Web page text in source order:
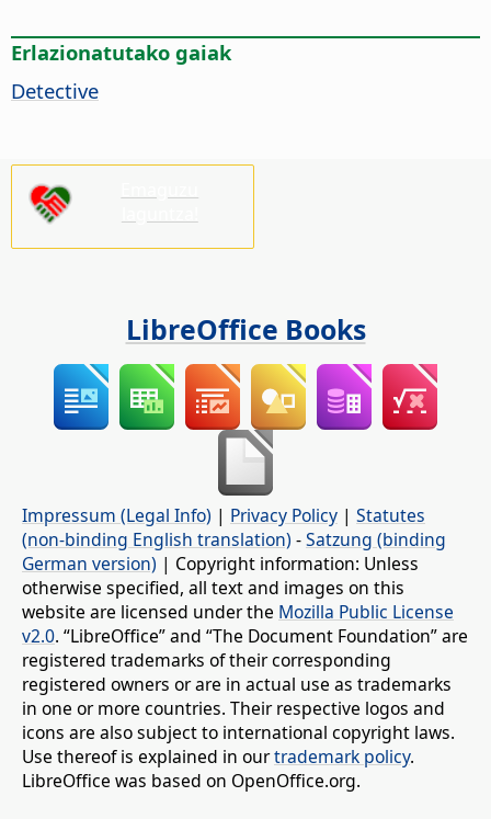
Erlazionatutako gaiak
Detective
LibreOffice Books
Impressum (Legal Info) | Privacy Policy | Statutes
(non-binding English translation) -Satzung (binding
German version) | Copyright information: Unless
otherwise specified, all text and images on this
website are licensed under the Mozilla Public License
v2.0. “LibreOffice” and “The Document Foundation” are
registered trademarks of their corresponding
registered owners or are in actual use as trademarks
in one or more countries. Their respective logos and
icons are also subject to international copyright laws.
Use thereof is explained in ourtrademark policy.
LibreOffice was based on OpenOffice.org.